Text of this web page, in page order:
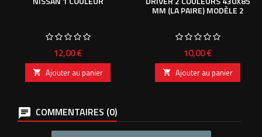
Prix
12,00 €
 Ajouter au panier
MM (LA PAIRE) MODÈLE 2
Prix
10,00 €
 Ajouter au panier
COMMENTAIRES (0)